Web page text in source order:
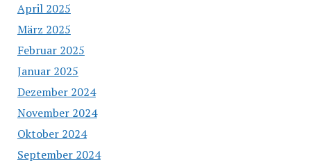
April 2025
März 2025
Februar 2025
Januar 2025
Dezember 2024
November 2024
Oktober 2024
September 2024